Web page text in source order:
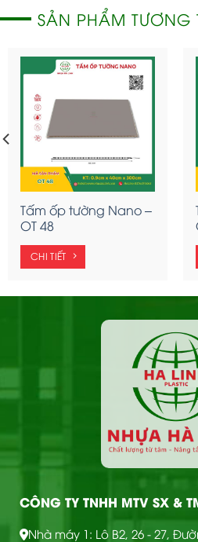
SẢN PHẨM TƯƠNG
Tấm ốp tường Nano –
OT 48
CHI TIẾT
CÔNG TY TNHH MTV SX &
Nhà máy 1: Lô B2, 26 - 27,